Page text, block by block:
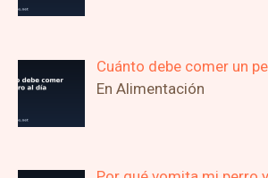
Cuánto debe comer un
En Alimentación